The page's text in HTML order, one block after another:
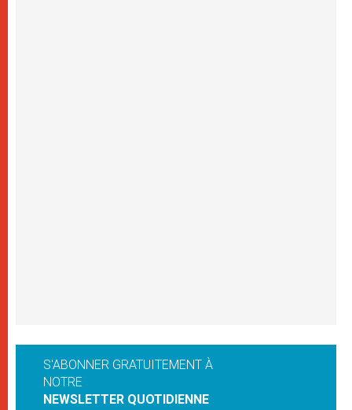
S'ABONNER GRATUITEMENT À
NOTRE
NEWSLETTER QUOTIDIENNE